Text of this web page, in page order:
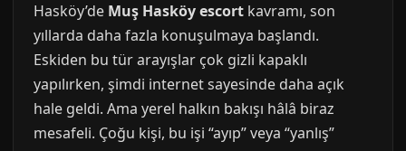
Hasköy’de Muş Hasköy escort kavramı, son
yıllarda daha fazla konuşulmaya başlandı.
Eskiden bu tür arayışlar çok gizli kapaklı
yapılırken, şimdi internet sayesinde daha açık
hale geldi. Ama yerel halkın bakışı hâlâ biraz
mesafeli. Çoğu kişi, bu işi “ayıp” veya “yanlış”